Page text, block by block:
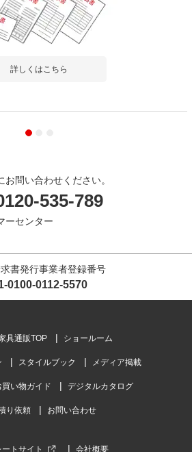
詳しくはこちら
お問い合わせください。
535-789
ーセンター
書発行事業者登録番号
0100-0112-5570
具通販TOP ショールーム
スタイルブック メディア掲載
買い物ガイド デジタルカタログ
り依頼 お問い合わせ
トサイト 会社概要